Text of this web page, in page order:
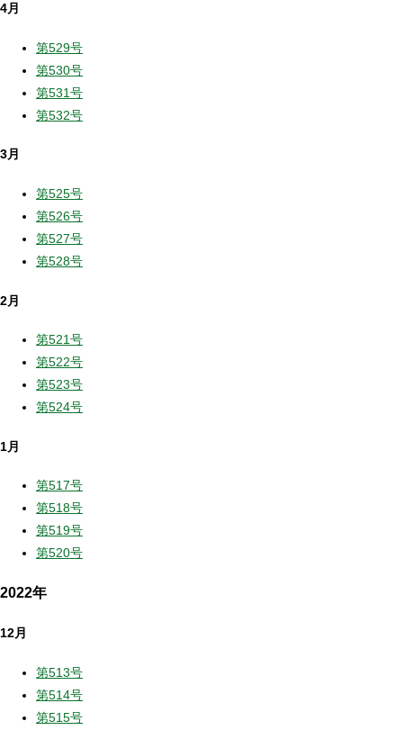
4月
第529号
第530号
第531号
第532号
3月
第525号
第526号
第527号
第528号
2月
第521号
第522号
第523号
第524号
1月
第517号
第518号
第519号
第520号
2022年
12月
第513号
第514号
第515号